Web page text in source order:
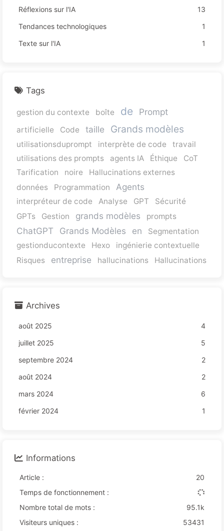
Réflexions sur l'IA
13
Tendances technologiques
1
Texte sur l'IA
1
Tags
gestion du contexte boîte de Prompt
artificielle Code taille Grands modèles
utilisationsduprompt interprète de code
travail
utilisations des prompts
agents IA Éthique
CoT
Tarification
noire
Hallucinations externes
données
Programmation Agents
interpréteur de code Analyse GPT
Sécurité
GPTs
Gestion grands modèles prompts
ChatGPT Grands Modèles en
Segmentation
gestionducontexte
Hexo
ingénierie contextuelle
Risques
entreprise hallucinations Hallucinations
Archives
août 2025
4
juillet 2025
5
septembre 2024
2
août 2024
2
mars 2024
6
février 2024
1
Informations
Article :
20
Temps de fonctionnement :
Nombre total de mots :
95.1k
Visiteurs uniques :
53431